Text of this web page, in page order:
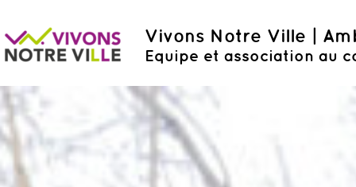
Vivons Notre Ville |
Equipe et association au